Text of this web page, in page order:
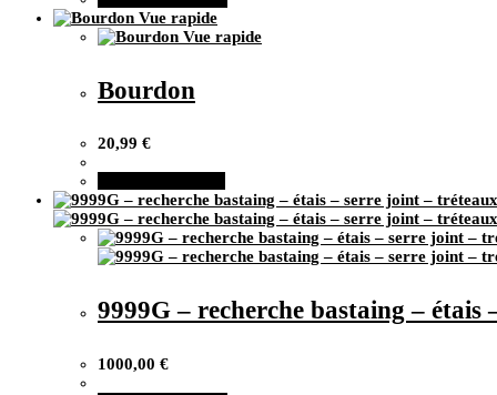
Vue rapide
Vue rapide
Bourdon
20,99 €
produit
a
plusieurs
variations.
peuvent
9999G – recherche bastaing –
1000,00 €